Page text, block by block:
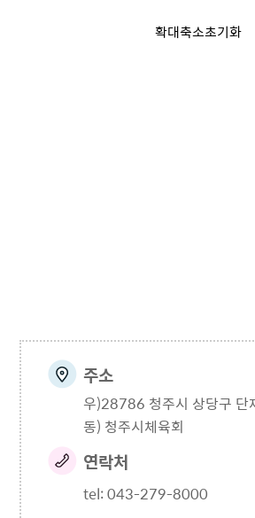
확대축소초기화
주소
우)28786 청주시 상당구 단
동) 청주시체육회
연락처
tel: 043-279-8000